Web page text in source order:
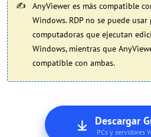
AnyViewer es más compatible
Windows. RDP no se puede usar
computadoras que ejecutan
Windows, mientras que
compatible con ambas.
Descargar
PCs y servidores